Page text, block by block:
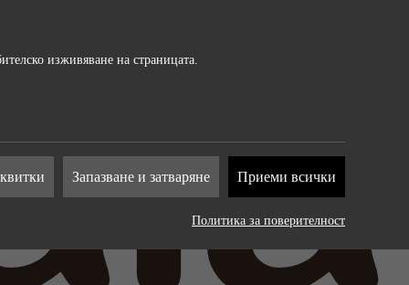
изживяване на страницата.
от
Запазване и затваряне Приеми всички
Политика за поверителност